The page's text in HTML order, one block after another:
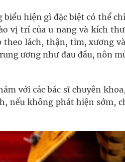
hiện gì đặc biệt có thể
vị trí của u nang và kích
lách, thận, tim, xương
ương như đau đầu, nôn
với các bác sĩ chuyên
nếu không phát hiện sớm,